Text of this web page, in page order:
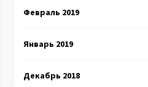
Февраль 2019
Январь 2019
Декабрь 2018